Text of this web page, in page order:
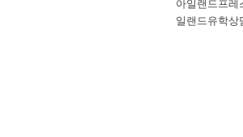
아일랜드프
일랜드유학